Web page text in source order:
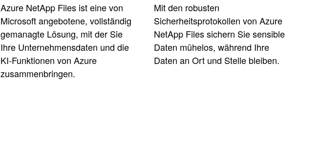
Azure NetApp Files ist eine von
Microsoft angebotene, vollständig
gemanagte Lösung, mit der Sie
Ihre Unternehmensdaten und die
KI-Funktionen von Azure
zusammenbringen.
Mit den robusten
Sicherheitsprotokollen von Azure
NetApp Files sichern Sie sensible
Daten mühelos, während Ihre
Daten an Ort und Stelle bleiben.